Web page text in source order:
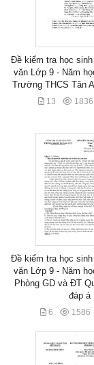
Đề kiểm tra học
văn Lớp 9 - Năm
Trường THCS Tân
13 1836
Đề kiểm tra học
văn Lớp 9 - Năm
Phòng GD và ĐT
đáp á
6 1586